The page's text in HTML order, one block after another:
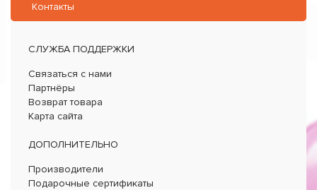
Контакты
СЛУЖБА ПОДДЕРЖКИ
Связаться с нами
Партнёры
Возврат товара
Карта сайта
ДОПОЛНИТЕЛЬНО
Производители
Подарочные сертификаты